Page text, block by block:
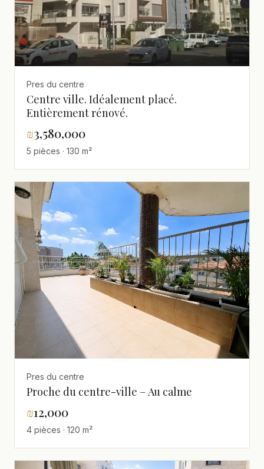
Pres du centre
Centre ville. Idéalement placé.
Entièrement rénové.
₪3,580,000
5 pièces · 130 m²
Pres du centre
Proche du centre-ville – Au calme
₪12,000
4 pièces · 120 m²